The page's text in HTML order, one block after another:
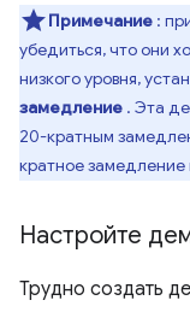
Примечание :
убедиться, что они
низкого уровня,
замедление . Эта
20-кратным
кратное замедление
Настройте
Трудно создать